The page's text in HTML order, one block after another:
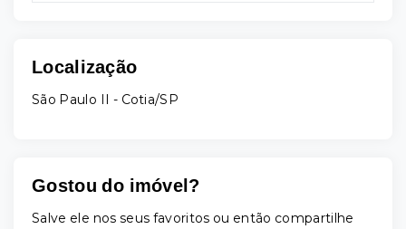
Localização
São Paulo II - Cotia/SP
Gostou do imóvel?
Salve ele nos seus favoritos ou então compartilhe